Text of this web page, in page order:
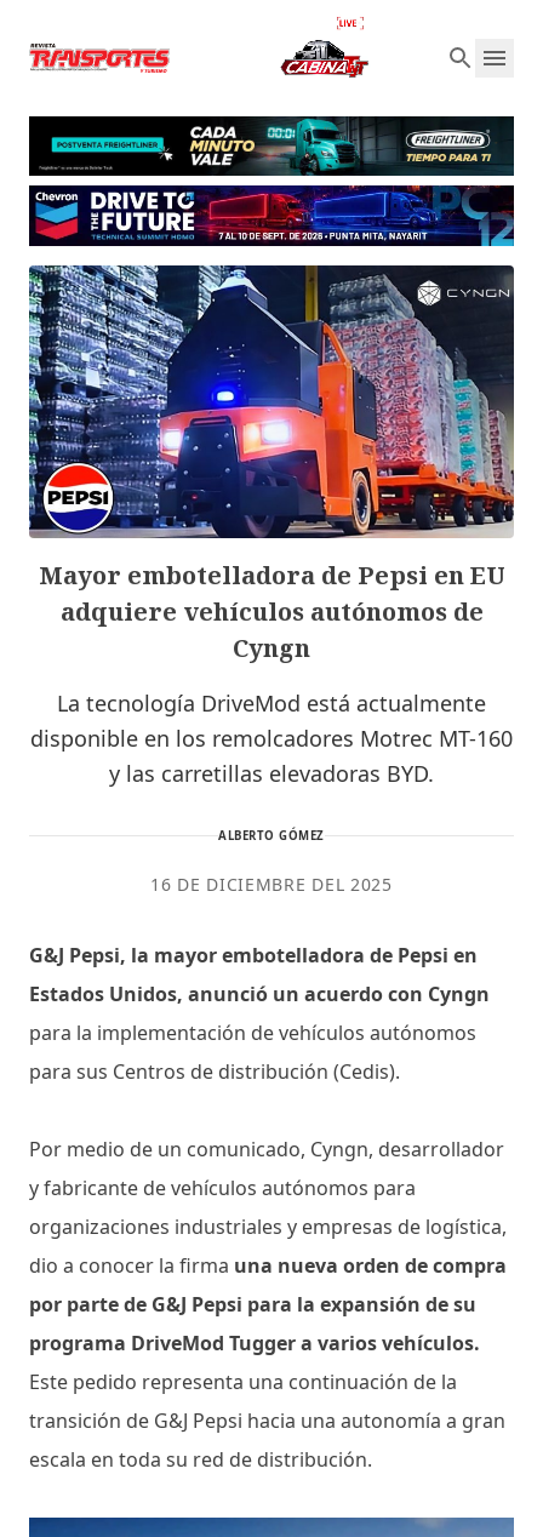
Mayor embotelladora de Pepsi en EU
adquiere vehículos autónomos de
Cyngn
La tecnología DriveMod está actualmente
disponible en los remolcadores Motrec MT-160
y las carretillas elevadoras BYD.
ALBERTO GÓMEZ
16 DE DICIEMBRE DEL 2025
G&J Pepsi, la mayor embotelladora de Pepsi en
Estados Unidos, anunció un acuerdo con Cyngn
para la implementación de vehículos autónomos
para sus Centros de distribución (Cedis).
Por medio de un comunicado, Cyngn, desarrollador
y fabricante de vehículos autónomos para
organizaciones industriales y empresas de logística,
dio a conocer la firma una nueva orden de compra
por parte de G&J Pepsi para la expansión de su
programa DriveMod Tugger a varios vehículos.
Este pedido representa una continuación de la
transición de G&J Pepsi hacia una autonomía a gran
escala en toda su red de distribución.